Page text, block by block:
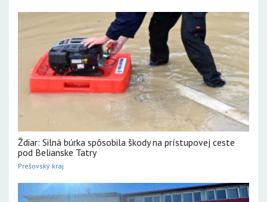
Ždiar: Silná búrka spôsobila škody na prístupovej ceste
pod Belianske Tatry
Prešovský kraj